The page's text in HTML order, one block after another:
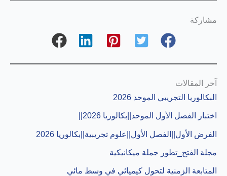
مشاركة
آخر المقالات
البكالوريا التجريبي الموحد 2026
اختبار الفصل الأول الموحد||بكالوريا 2026||
الفرض الأول||الفصل الأول||علوم تجريبية||بكالوريا 2026
مجلة الفتح_تطور جملة ميكانيكية
المتابعة الزمنية لتحول كيميائي في وسط مائي